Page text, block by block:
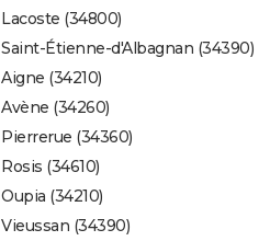
Lacoste (34800)
Saint-Étienne-d'Albagnan (34390)
Aigne (34210)
Avène (34260)
Pierrerue (34360)
Rosis (34610)
Oupia (34210)
Vieussan (34390)